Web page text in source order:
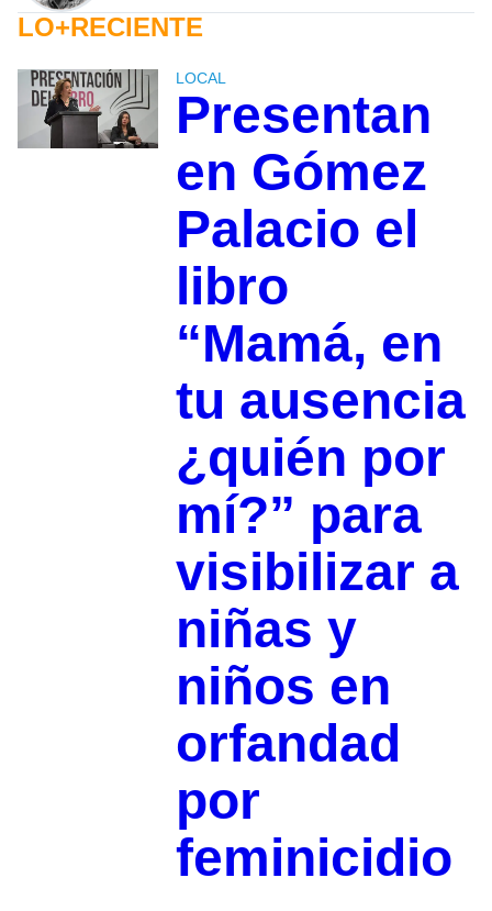
LO+RECIENTE
LOCAL
Presentan
en Gómez
Palacio el
libro
“Mamá, en
tu ausencia
¿quién por
mí?” para
visibilizar a
niñas y
niños en
orfandad
por
feminicidio